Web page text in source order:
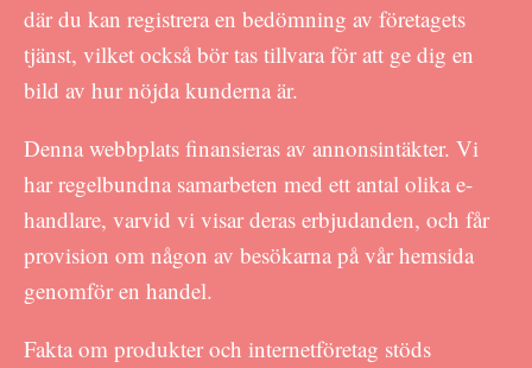
där du kan registrera en bedömning av företagets
tjänst, vilket också bör tas tillvara för att ge dig en
bild av hur nöjda kunderna är.
Denna webbplats finansieras av annonsintäkter. Vi
har regelbundna samarbeten med ett antal olika e-
handlare, varvid vi visar deras erbjudanden, och får
provision om någon av besökarna på vår hemsida
genomför en handel.
Fakta om produkter och internetföretag stöds